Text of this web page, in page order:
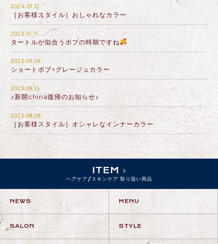
2024.01.12
［お客様スタイル］おしゃれなカラー
2023.10.11
タートルが似合うボブの時期ですね
2023.09.26
ショートボブ×グレージュカラー
2023.09.15
♪新開china復帰のお知らせ♪
2023.08.28
［お客様スタイル］オシャレなインナーカラー
ITEM
ヘアケア/スキンケア 取り扱い商品
NEWS MENU
SALON STYLE